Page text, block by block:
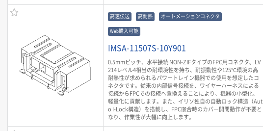
高速伝送 高耐熱 オートメーションコネクタ
Web購入可能
IMSA-11507S-10Y901
0.5mmピッチ、水平接続 NON-ZIFタイプのFPC用コネクタ。LV
214レベル4相当の耐環境性を持ち、耐振動性や125℃環境の高
耐熱性が求められるパワートレイン機器での使用を想定したコ
ネクタです。従来の内部信号接続を、ワイヤーハーネスによる
接続からFPCでの接続へ置換えることにより、機器の小型化、
軽量化に貢献します。また、イリソ独自の自動ロック構造（Aut
o I-Lock構造）を搭載し、FPC嵌合時のカバー開閉動作が不要と
なり、作業性が大幅に向上します。